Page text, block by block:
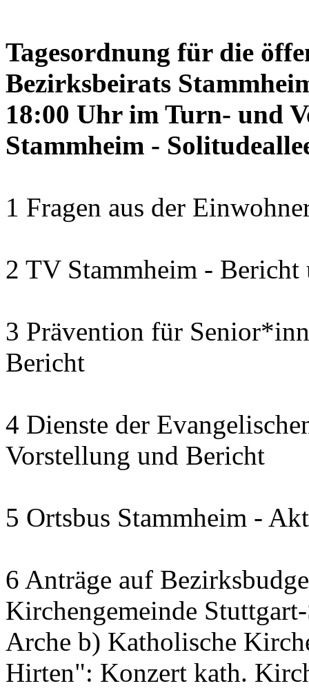
Tagesordnung für die
Bezirksbeirats
18:00 Uhr im Turn- und
Stammheim -
1 Fragen aus der
2 TV Stammheim - Bericht
3 Prävention für
Bericht
4 Dienste der
Vorstellung und Bericht
5 Ortsbus Stammheim -
6 Anträge auf
Kirchengemeinde
Arche b) Katholische
Hirten": Konzert kath.